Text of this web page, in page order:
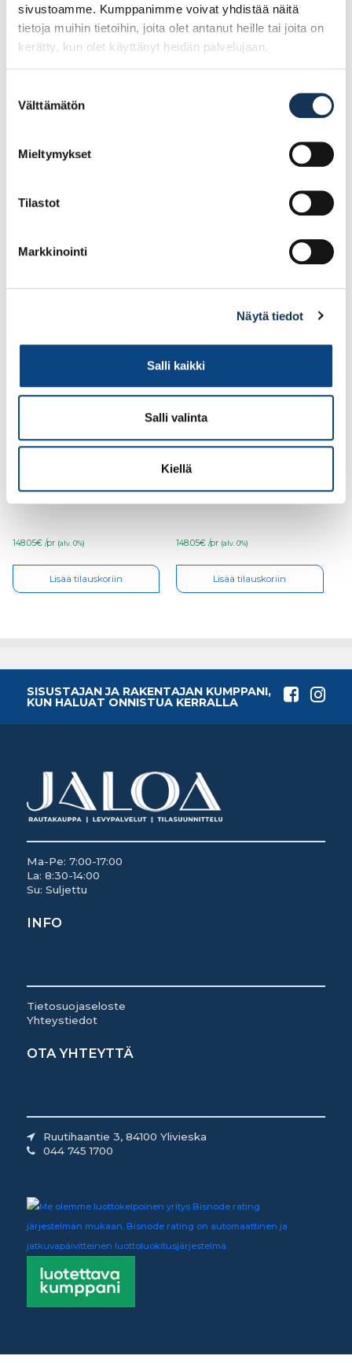
sivustoamme. Kumppanimme voivat yhdistää näitä
tietoja muihin tietoihin, joita olet antanut heille tai joita on
kerätty, kun olet käyttänyt heidän palvelujaan.
valinta
Välttämätön
Mieltymykset
Tilastot
Markkinointi
Näytä tiedot
Salli kaikki
Salli valinta
Kiellä
Turvajalkine Sievi Al hit
weld XL+ S3 koko 43,
Lisää tilauskoriin
Viper 2+ S3 koko 38, 43-
Lisää tilauskoriin
S1P koko 37, 44-52363-
148.05€ /pr (alv. 0%)
Lisää tilauskoriin
Ale!
Turvajalkine Sievi
S1P koko 46, 44-52363-
148.05€ /pr (alv. 0%)
Lisää tilauskoriin
SISUSTAJAN JA RAKENTAJAN KUMPPANI,
KUN HALUAT ONNISTUA KERRALLA
Ma-Pe: 7:00-17:00
La: 8:30-14:00
Su: Suljettu
INFO
Tietosuojaseloste
Yhteystiedot
OTA YHTEYTTÄ
Ruutihaantie 3, 84100 Ylivieska
044 745 1700